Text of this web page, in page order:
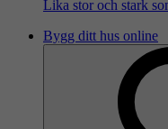
Lika stor och stark
Bygg ditt hus online